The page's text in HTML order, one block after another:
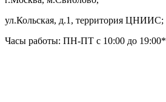
ул.Кольская, д.1, территория ЦНИИС;
Часы работы: ПН-ПТ с 10:00 до 19:00*